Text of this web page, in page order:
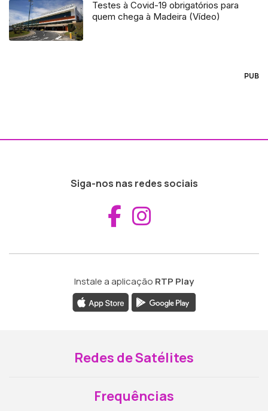
Testes à Covid-19 obrigatórios para
quem chega à Madeira (Vídeo)
PUB
Siga-nos nas redes sociais
Aceder ao
Instale a aplicação RTP Play
Redes de Satélites
Frequências